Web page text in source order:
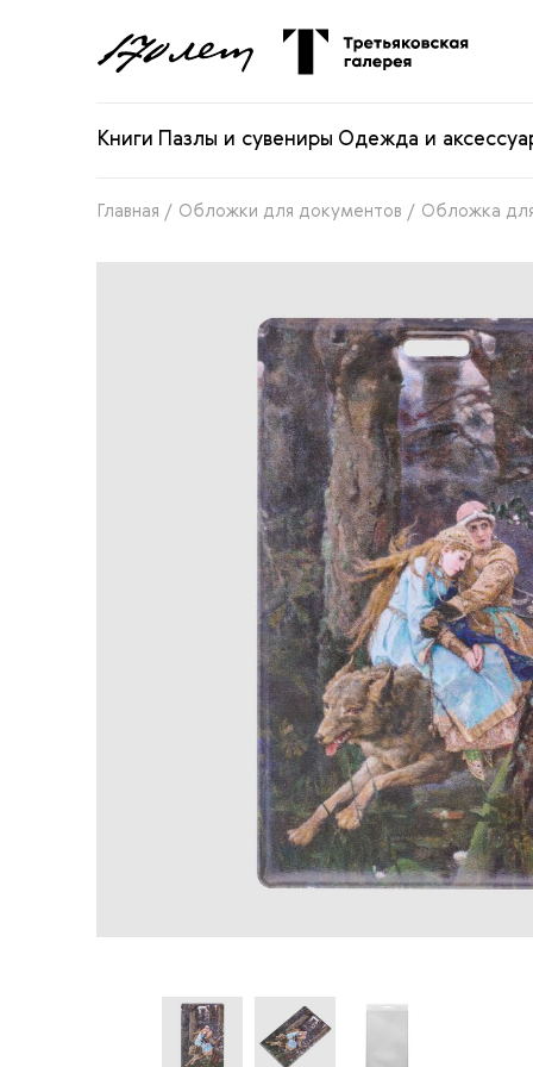
Книги Пазлы и сувениры Одежда и
Главная / Обложки для документов / Обложка